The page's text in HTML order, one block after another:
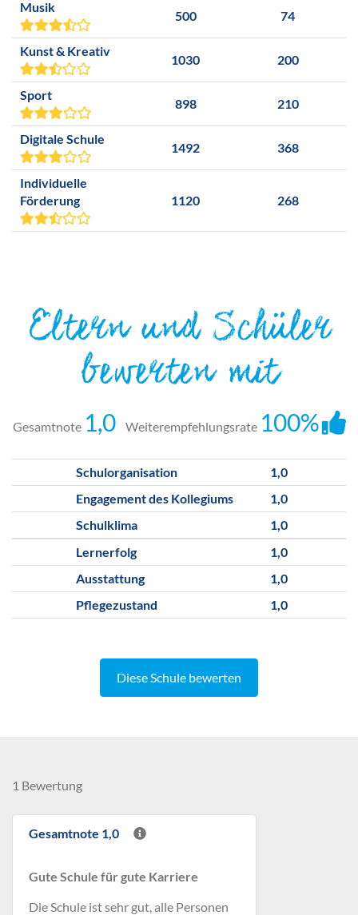
Musik
500 74
Kunst & Kreativ
1030 200
Sport
898 210
Digitale Schule
1492 368
Individuelle
Förderung
1120 268
Eltern und Schüler
bewerten mit
Gesamtnote 1,0Weiterempfehlungsrate 100%
Schulorganisation
1,0
Engagement des Kollegiums
1,0
Schulklima
1,0
Lernerfolg
1,0
Ausstattung
1,0
Pflegezustand
1,0
Diese Schule bewerten
1 Bewertung
Gesamtnote 1,0
Gute Schule für gute Karriere
Die Schule ist sehr gut, alle Personen